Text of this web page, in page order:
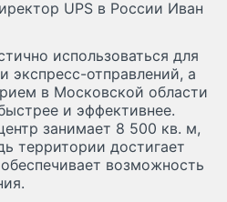
UPS в России Иван
использоваться для
экспресс-отправлений, а
в Московской области
и эффективнее.
занимает 8 500 кв. м,
территории достигает
возможность